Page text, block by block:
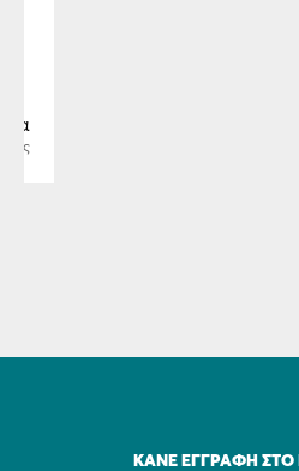
ΚΆΝΕ ΕΓΓΡΑΦΉ ΣΤΟ